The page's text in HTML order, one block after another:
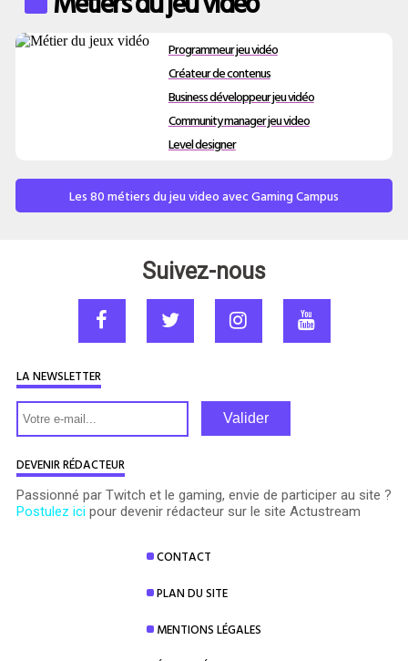
Programmeur jeu vidéo
Créateur de contenus
Business développeur jeu vidéo
Community manager jeu video
Level designer
Les 80 métiers du jeu video avec Gaming Campus
CONTACT
PLAN DU SITE
MENTIONS LÉGALES
Suivez-nous
LA NEWSLETTER
Valider
DEVENIR RÉDACTEUR
Passionné par Twitch et le gaming, envie de participer au site ?
Postulez ici pour devenir rédacteur sur le site Actustream